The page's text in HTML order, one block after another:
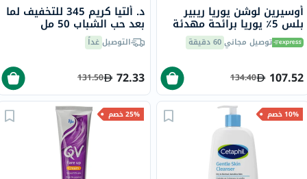
أوسيرين لوشن يوريا ريبير
بلس 5٪ يوريا برائحة مهدئة
لتهدئة البشرة الجافة
والخشنة لمدة 48 ساعة 250 توصيل مجاني60 دقيقة
107.52
134.40
د. ألتيا كريم 345 للتخفيف لما
بعد حب الشباب 50 مل
التوصيلغداً
72.33
131.50
10% خصم 25% خصم